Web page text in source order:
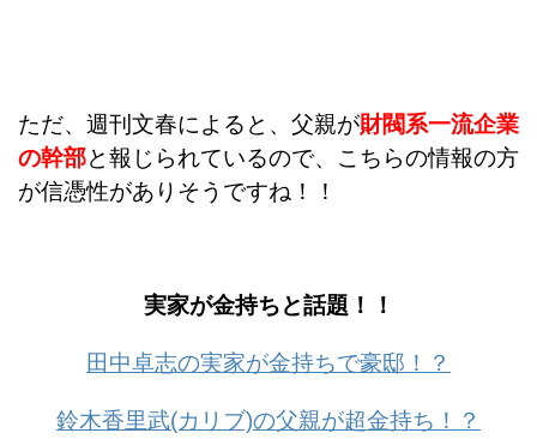
ただ、週刊文春によると、父親が財閥系一流企業
の幹部と報じられているので、 こちらの情報の方
が信憑性がありそうですね！！
実家が金持ちと話題！！
田中卓志の実家が金持ちで豪邸！？
鈴木香里武(カリブ)の父親が超金持ち！？